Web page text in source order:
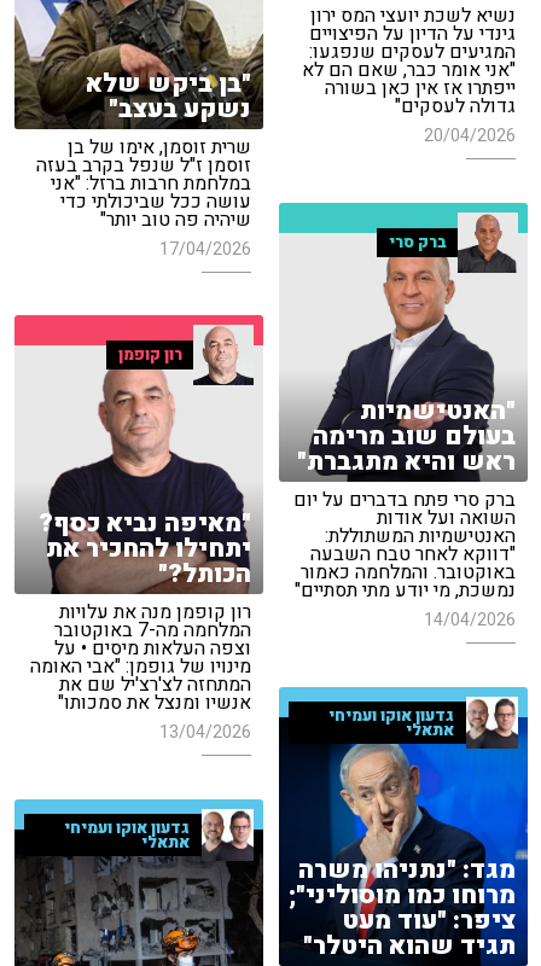
נשיא לשכת יועצי המס ירון
גינדי על הדיון על הפיצויים
המגיעים לעסקים שנפגעו:
"אני אומר כבר, שאם הם לא
ייפתרו אז אין כאן בשורה
גדולה לעסקים"
20/04/2026
"בן ביקש שלא
נשקע בעצב"
שרית זוסמן, אימו של בן
זוסמן ז"ל שנפל בקרב בעזה
במלחמת חרבות ברזל: "אני
עושה ככל שביכולתי כדי
שיהיה פה טוב יותר"
17/04/2026 ברק סרי
"האנטישמיות
בעולם שוב מרימה
ראש והיא מתגברת"
ברק סרי פתח בדברים על יום
השואה ועל אודות
האנטישמיות המשתוללת:
"דווקא לאחר טבח השבעה
באוקטובר. והמלחמה כאמור
נמשכת, מי יודע מתי תסתיים"
14/04/2026
רון קופמן
"מאיפה נביא כסף?
יתחילו להחכיר את
הכותל?"
רון קופמן מנה את עלויות
המלחמה מה-7 באוקטובר
וצפה העלאות מיסים • על
מינויו של גופמן: "אבי האומה
המתחזה לצ'רצ'יל שם את
אנשיו ומנצל את סמכותו"
13/04/2026
גדעון אוקו ועמיחי
אתאלי
מגד: "נתניהו משרה
מרוחו כמו מוסוליני";
ציפר: "עוד מעט
תגיד שהוא היטלר"
גדעון אוקו ועמיחי
אתאלי